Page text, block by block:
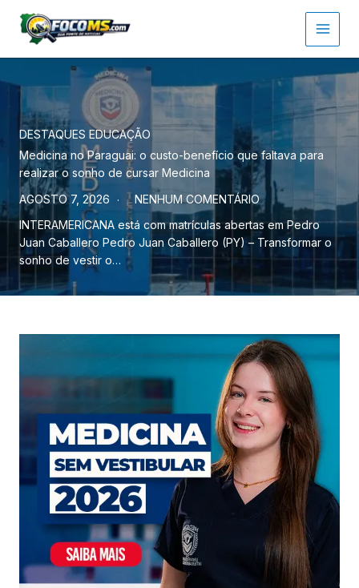
para
conteúdo
DESTAQUES EDUCAÇÃO
Medicina no Paraguai: o custo-benefício que faltava para
realizar o sonho de cursar Medicina
AGOSTO 7, 2026
NENHUM COMENTÁRIO
INTERAMERICANA está com matrículas abertas em Pedro
Juan Caballero Pedro Juan Caballero (PY) – Transformar o
sonho de vestir o…